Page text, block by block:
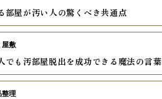
部屋が汚い人の驚くべき共通点
でも汚部屋脱出を成功できる魔法の言葉
屋敷
整理